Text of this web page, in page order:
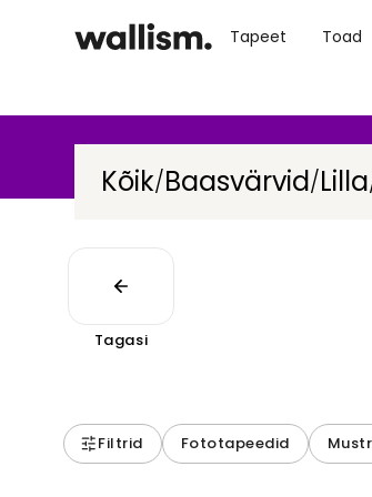
Tapeet Toad
Kõik/Baasvärvid/Lilla
Tagasi
Filtrid Fototapeedid